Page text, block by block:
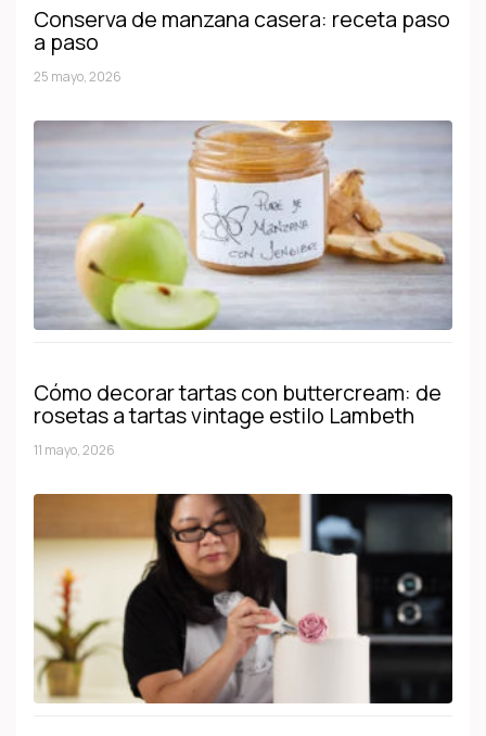
Conserva de manzana casera: receta paso
a paso
25 mayo, 2026
Cómo decorar tartas con buttercream: de
rosetas a tartas vintage estilo Lambeth
11 mayo, 2026